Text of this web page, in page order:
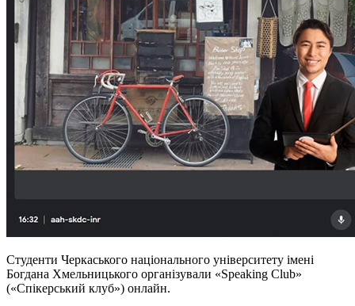
Студенти Черкаського національного університету імені
Богдана Хмельницького організували «Speaking Club»
(«Спікерський клуб») онлайн.